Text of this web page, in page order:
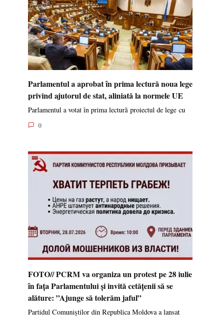
Parlamentul a aprobat în prima lectură noua lege
privind ajutorul de stat, aliniată la normele UE
Parlamentul a votat în prima lectură proiectul de lege cu
0
FOTO// PCRM va organiza un protest pe 28 iulie
în fața Parlamentului și invită cetățenii să se
alăture: ”Ajunge să tolerăm jaful”
Partidul Comuniștilor din Republica Moldova a lansat